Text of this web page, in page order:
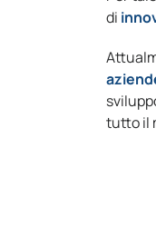
di
tutto il